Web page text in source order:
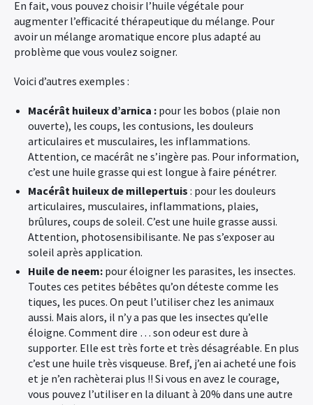
En fait, vous pouvez choisir l’huile végétale pour
augmenter l’efficacité thérapeutique du mélange. Pour
avoir un mélange aromatique encore plus adapté au
problème que vous voulez soigner.
Voici d’autres exemples :
Macérât huileux d’arnica : pour les bobos (plaie non
ouverte), les coups, les contusions, les douleurs
articulaires et musculaires, les inflammations.
Attention, ce macérât ne s’ingère pas. Pour information,
c’est une huile grasse qui est longue à faire pénétrer.
Macérât huileux de millepertuis : pour les douleurs
articulaires, musculaires, inflammations, plaies,
brûlures, coups de soleil. C’est une huile grasse aussi.
Attention, photosensibilisante. Ne pas s’exposer au
soleil après application.
Huile de neem: pour éloigner les parasites, les insectes.
Toutes ces petites bébêtes qu’on déteste comme les
tiques, les puces. On peut l’utiliser chez les animaux
aussi. Mais alors, il n’y a pas que les insectes qu’elle
éloigne. Comment dire … son odeur est dure à
supporter. Elle est très forte et très désagréable. En plus
c’est une huile très visqueuse. Bref, j’en ai acheté une fois
et je n’en rachèterai plus !! Si vous en avez le courage,
vous pouvez l’utiliser en la diluant à 20% dans une autre